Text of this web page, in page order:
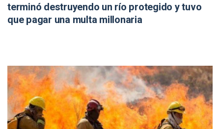
terminó destruyendo un río protegido y tuvo
que pagar una multa millonaria